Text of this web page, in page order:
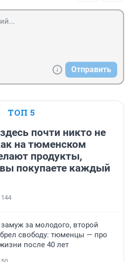
Отправить
ТОП 5
почти никто не
на тюменском
продукты,
покупаете каждый
144
за молодого, второй
свободу: тюменцы — про
после 40 лет